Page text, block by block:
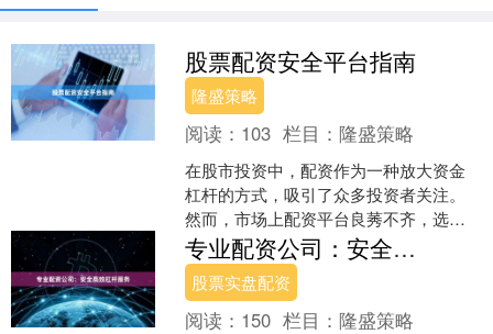
股票配资安全平台指南
隆盛策略
阅读： 103 栏目：隆盛策略
在股市投资中，配资作为一种放大资金
杠杆的方式，吸引了众多投资者关注。
然而，市场上配资平台良莠不齐，选择
安全平台至关重要。本文将从合规性、
风控机制、费用透明度和用....
专业配资公司：安全高效杠杆服务
股票实盘配资
阅读： 150 栏目：隆盛策略